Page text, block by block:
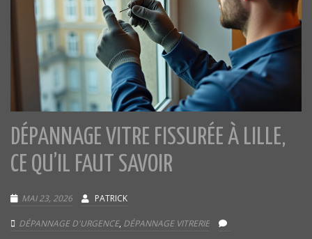
DÉPANNAGE VITRE FISSURÉE À LILLE,
CE QU’IL FAUT SAVOIR
MAI 23, 2026 PATRICK
DÉPANNAGE D'URGENCE, DÉPANNAGE VITRERIE